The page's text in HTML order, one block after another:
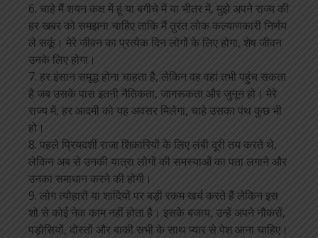
6. चाहे मैं शयन कक्ष में हूं या बगीचे में या भीतर में, मुझे अपने राज्य की
हर खबर को समझना चाहिए ताकि मैं तुरंत लोक कल्याणकारी निर्णय
ले सकूं। मेरे जीवन का प्रत्येक दिन लोगों के लिए होगा, शेष जीवन
उनके लिए होगा।
7. हर इंसान समृद्ध होना चाहता है, लेकिन वह वहां तभी पहुंच सकता
है जब उसके पास इतनी नैतिकता, जागरूकता और जुनून हो। मेरे
राज्य में, हर आदमी को यह अवसर मिलेगा, चाहे उसका पंथ कुछ भी
हो।
8. पहले प्रियदर्शी राजा शिकारियों के लिए लंबी दूरी तय करते थे,
लेकिन अब से उनकी यात्रा लोगों की समस्याओं का पता लगाने और
उनका समाधान करने की होगी।
9. लोग त्योहारों या शादियों पर बड़ी रकम खर्च करते हैं लेकिन इस
शो से कोई नेक काम नहीं होता है। इसके बजाय, उन्हें अपने नौकरों,
पड़ोसियों, दोस्तों और बाकी सभी के साथ प्यार से पेश आना चाहिए।